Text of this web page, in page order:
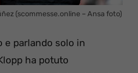
(scommesse.online – Ansa foto)
e parlando solo in
ha potuto